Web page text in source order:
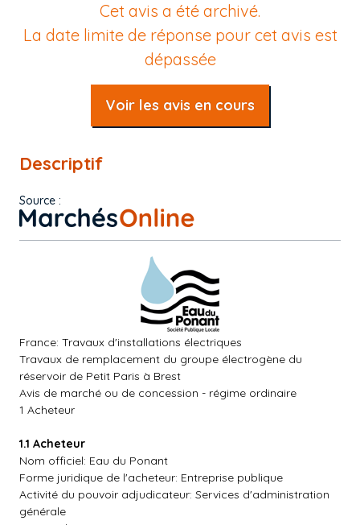
Cet avis a été archivé.
La date limite de réponse pour cet avis est
dépassée
Voir les avis en cours
Descriptif
Source :
France: Travaux d'installations électriques
Travaux de remplacement du groupe électrogène du
réservoir de Petit Paris à Brest
Avis de marché ou de concession - régime ordinaire
1 Acheteur
1.1 Acheteur
Nom officiel: Eau du Ponant
Forme juridique de l'acheteur: Entreprise publique
Activité du pouvoir adjudicateur: Services d'administration
générale